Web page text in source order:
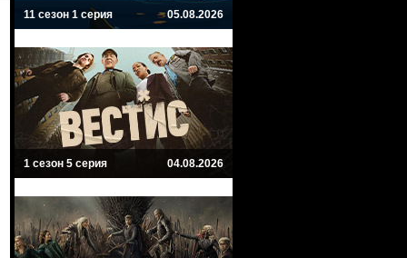
11 сезон 1 серия 05.08.2026
1 сезон 5 серия 04.08.2026